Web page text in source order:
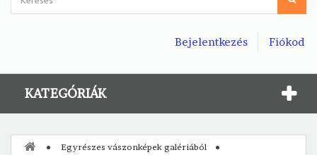
Fiókod
Bejelentkezés
KATEGÓRIÁK
Egyrészes vászonképek galériából